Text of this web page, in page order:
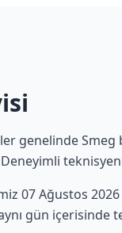
genelinde Smeg
07 Ağustos
gün